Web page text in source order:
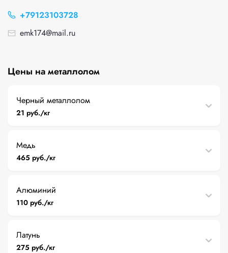
+79123103728
emk174@mail.ru
Цены на металлолом
Черный металлолом
21 руб./кг
Медь
465 руб./кг
Алюминий
110 руб./кг
Латунь
275 руб./кг